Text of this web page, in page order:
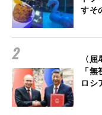
すそ
〈
「
ロシ